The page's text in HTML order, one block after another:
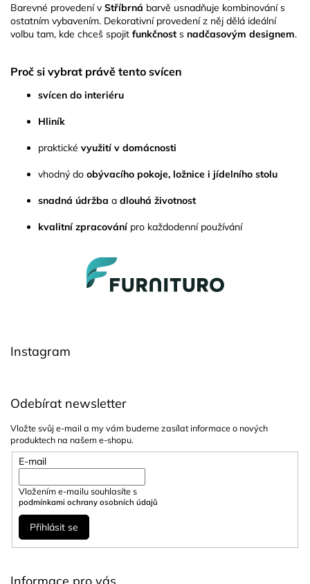
Barevné provedení v Stříbrná barvě usnadňuje kombinování s
ostatním vybavením. Dekorativní provedení z něj dělá ideální
volbu tam, kde chceš spojit funkčnost s nadčasovým designem.
Proč si vybrat právě tento svícen
svícen do interiéru
Hliník
praktické využití v domácnosti
vhodný do obývacího pokoje, ložnice i jídelního stolu
snadná údržba a dlouhá životnost
kvalitní zpracovánípro každodenní používání
Instagram
Odebírat newsletter
Vložte svůj e-mail a my vám budeme zasílat informace o nových
produktech na našem e-shopu.
E-mail
Vložením e-mailu souhlasíte s
podmínkami ochrany osobních údajů
Přihlásit se
Informace pro vás